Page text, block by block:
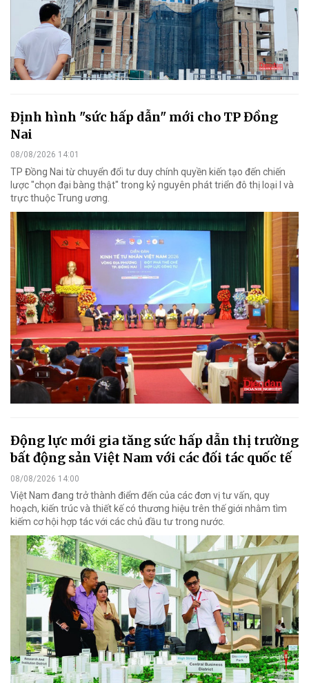
Định hình "sức hấp dẫn" mới cho TP Đồng
Nai
08/08/2026 14:01
TP Đồng Nai từ chuyển đổi tư duy chính quyền kiến tạo đến chiến
lược "chọn đại bàng thật" trong kỷ nguyên phát triển đô thị loại I và
trực thuộc Trung ương.
Động lực mới gia tăng sức hấp dẫn thị trường
bất động sản Việt Nam với các đối tác quốc tế
08/08/2026 14:00
Việt Nam đang trở thành điểm đến của các đơn vị tư vấn, quy
hoạch, kiến trúc và thiết kế có thương hiệu trên thế giới nhằm tìm
kiếm cơ hội hợp tác với các chủ đầu tư trong nước.